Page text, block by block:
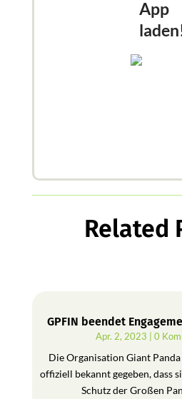
App
Related
GPFIN beendet
Apr. 2, 2023 | 0
Die Organisation Giant
offiziell bekannt gegeben, dass
Schutz der Großen